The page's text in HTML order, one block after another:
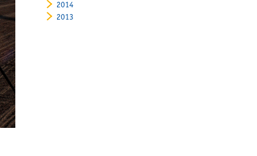
2014
2013